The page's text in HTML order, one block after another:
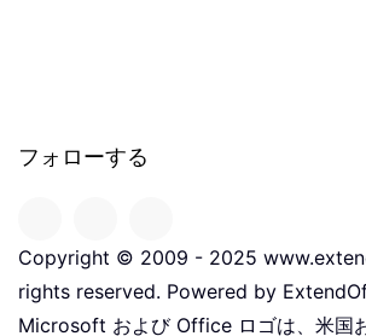
フォローする
Copyright © 2009 - 2025
rights reserved. Powered by
Microsoft および Office ロゴは、米国